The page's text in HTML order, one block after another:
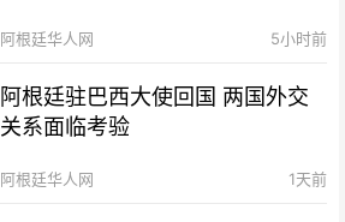
阿根廷华人网 5小时前
阿根廷驻巴西大使回国 两国外交
关系面临考验
阿根廷华人网 1天前